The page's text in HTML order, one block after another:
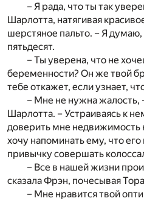
– Я рада, что ты так
Шарлотта, натягивая
шерстяное пальто. – Я
пятьдесят.
– Ты уверена, что не
беременности? Он же твой
тебе откажет, если узнает,
– Мне не нужна жалость,
Шарлотта. – Устраиваясь к
доверить мне
хочу напоминать ему, что
привычку совершать
– Все в нашей жизни
сказала Фрэн, почесывая
– Мне нравится твой